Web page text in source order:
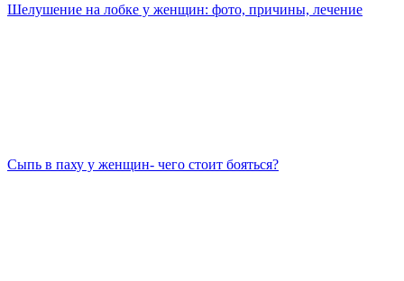
Шелушение на лобке у женщин: фото, причины, лечение
Сыпь в паху у женщин- чего стоит бояться?